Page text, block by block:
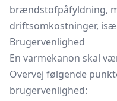
brændstofpåfyldning,
driftsomkostninger,
Brugervenlighed
En varmekanon skal
Overvej følgende
brugervenlighed: